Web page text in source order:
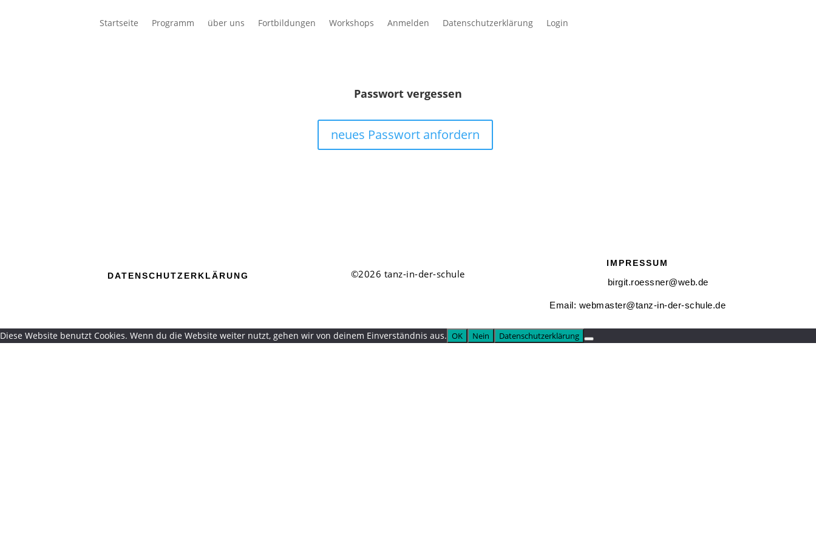
Startseite Programm über uns Fortbildungen Workshops Anmelden Datenschutzerklärung Login
Passwort vergessen
neues Passwort anfordern
DATENSCHUTZERKLÄRUNG ©2026 tanz-in-der-schule
IMPRESSUM
birgit.roessner@web.de
Email: webmaster@tanz-in-der-schule.de
Diese Website benutzt Cookies. Wenn du die Website weiter nutzt, gehen wir von deinem Einverständnis aus. OK Nein Datenschutzerklärung